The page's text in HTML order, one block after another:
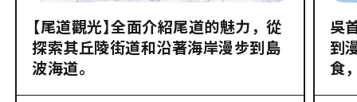
【尾道觀光】全面介紹尾道的魅力，從
探索其丘陵街道和沿著海岸漫步到島
波海道。
吳
到
食